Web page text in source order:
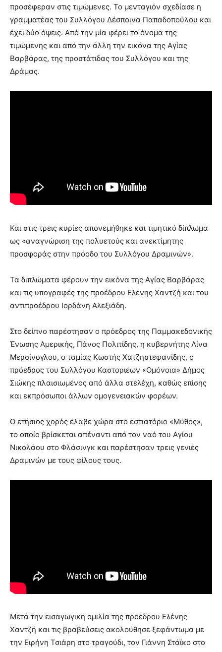
προσέφεραν στις τιμώμενες. Το μενταγιόν σχεδίασε η
γραμματέας του Συλλόγου Δέσποινα Παπαδοπούλου και
έχει δύο όψεις. Από την μία φέρει το όνομα της
τιμώμενης και από την άλλη την εικόνα της Αγίας
Βαρβάρας, της προστάτιδας του Συλλόγου και της
Δράμας.
Και στις τρεις κυρίες απονεμήθηκε και τιμητικό δίπλωμα
ως «αναγνώριση της πολυετούς και ανεκτίμητης
προσφοράς στην πρόοδο του Συλλόγου Δραμινών».
Τα διπλώματα φέρουν την εικόνα της Αγίας Βαρβάρας
και τις υπογραφές της προέδρου Ελένης Χαντζή και του
αντιπροέδρου Ιορδάνη Αλεξιάδη.
Στο δείπνο παρέστησαν ο πρόεδρος της Παμμακεδονικής
Ένωσης Αμερικής, Πάνος Πολιτίδης, η κυβερνήτης Λίνα
Μερσίνογλου, ο ταμίας Κωστής Χατζηστεφανίδης, ο
πρόεδρος του Συλλόγου Καστοριέων «Ομόνοια» Δήμος
Σιώκης πλαισιωμένος από άλλα στελέχη, καθώς επίσης
και εκπρόσωποι άλλων ομογενειακών φορέων.
Ο ετήσιος χορός έλαβε χώρα στο εστιατόριο «Μύθος»,
το οποίο βρίσκεται απέναντι από τον ναό του Αγίου
Νικολάου στο Φλάσινγκ και παρέστησαν τρεις γενιές
Δραμινών με τους φίλους τους.
Μετά την εισαγωγική ομιλία της προέδρου Ελένης
Χαντζή και τις βραβεύσεις ακολούθησε ξεφάντωμα με
την Ειρήνη Τσιάρη στο τραγούδι, τον Γιάννη Στάϊκο στο